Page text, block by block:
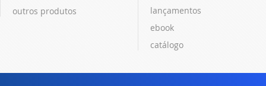
outros produtos
lançamentos
ebook
catálogo